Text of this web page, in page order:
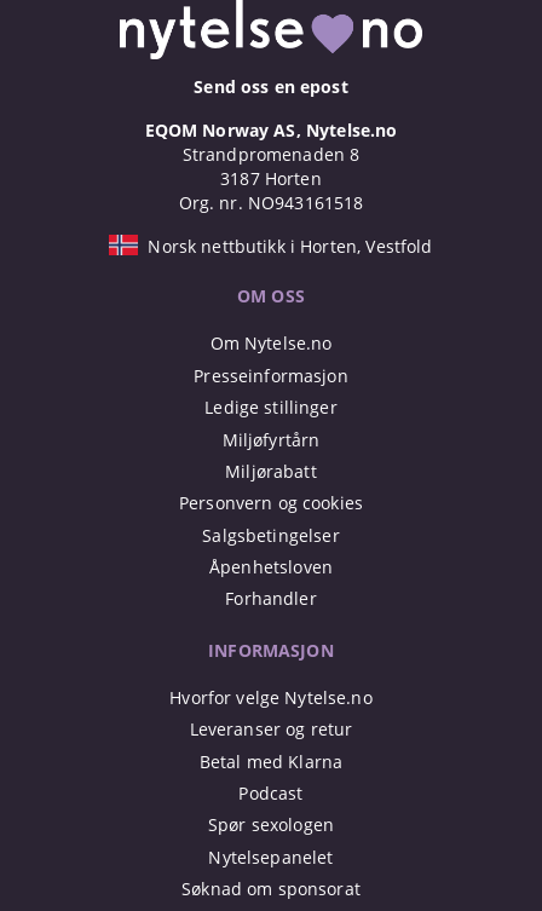
Send oss en epost
EQOM Norway AS, Nytelse.no
Strandpromenaden 8
3187 Horten
Org. nr. NO943161518
Norsk nettbutikk i Horten, Vestfold
OM OSS
Om Nytelse.no
Presseinformasjon
Ledige stillinger
Miljøfyrtårn
Miljørabatt
Personvern og cookies
Salgsbetingelser
Åpenhetsloven
Forhandler
INFORMASJON
Hvorfor velge Nytelse.no
Leveranser og retur
Betal med Klarna
Podcast
Spør sexologen
Nytelsepanelet
Søknad om sponsorat